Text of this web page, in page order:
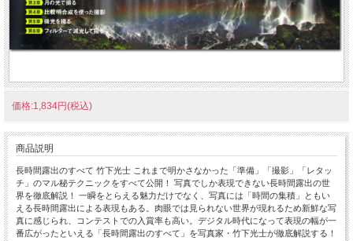
価格:1,834円(税込)
商品説明
長時間露出のすべて 竹下光士 これまで明かさなかった「準備」「撮影」「レタッ
チ」のマル秘テクニックをすべて公開！ 写真でしか表現できない長時間露出の世
界を徹底解説！ 一瞬をとらえる魅力だけでなく、写真には「時間の集積」ともい
える長時間露出による表現もある。肉眼では見られない世界が現れるため新鮮な写
真に感じられ、コンテストでの入賞率も高い。デジタル時代になって表現の幅が一
番広がったといえる「長時間露出のすべて」を写真家・竹下光士が徹底解説する！